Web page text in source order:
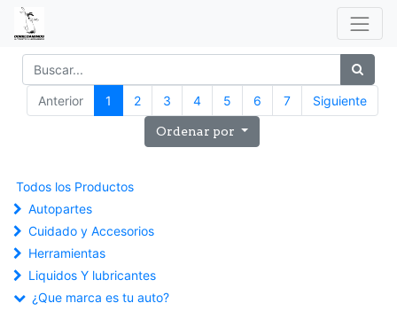
Anterior 1 2 3 4 5 6 7 Siguiente
Ordenar por
Todos los Productos
Autopartes
Cuidado y Accesorios
Herramientas
Liquidos Y lubricantes
¿Que marca es tu auto?